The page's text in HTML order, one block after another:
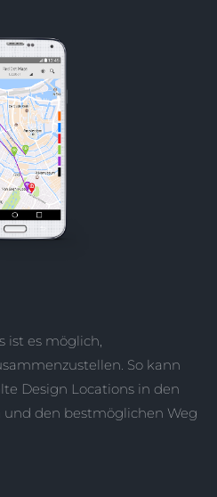
ist es möglich,
So kann
Design Locations in den
und den bestmöglichen Weg